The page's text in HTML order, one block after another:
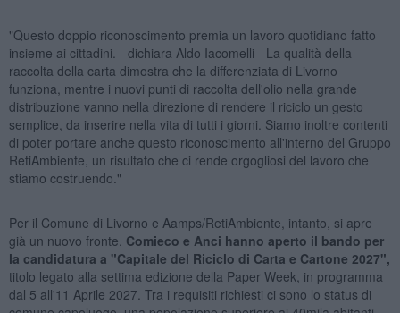
"Questo doppio riconoscimento premia un lavoro quotidiano fatto
insieme ai cittadini. - dichiara Aldo Iacomelli - La qualità della
raccolta della carta dimostra che la differenziata di Livorno
funziona, mentre i nuovi punti di raccolta dell'olio nella grande
distribuzione vanno nella direzione di rendere il riciclo un gesto
semplice, da inserire nella vita di tutti i giorni. Siamo inoltre contenti
di poter portare anche questo riconoscimento all'interno del Gruppo
RetiAmbiente, un risultato che ci rende orgogliosi del lavoro che
stiamo costruendo."
Per il Comune di Livorno e Aamps/RetiAmbiente, intanto, si apre
già un nuovo fronte. Comieco e Anci hanno aperto il bando per
la candidatura a "Capitale del Riciclo di Carta e Cartone 2027",
titolo legato alla settima edizione della Paper Week, in programma
dal 5 all'11 Aprile 2027. Tra i requisiti richiesti ci sono lo status di